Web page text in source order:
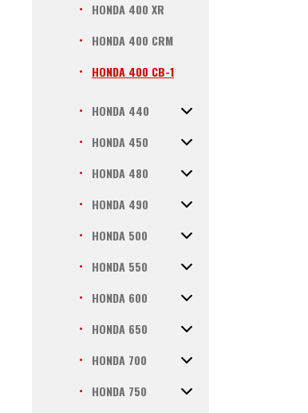
HONDA 400 XR
HONDA 400 CRM
HONDA 400 CB-1
HONDA 440
HONDA 450
HONDA 480
HONDA 490
HONDA 500
HONDA 550
HONDA 600
HONDA 650
HONDA 700
HONDA 750